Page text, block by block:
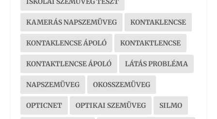
KAMERÁS NAPSZEMÜVEG KONTAKLENCSE
KONTAKLENCSE ÁPOLÓ KONTAKTLENCSE
KONTAKTLENCSE ÁPOLÓ LÁTÁS PROBLÉMA
NAPSZEMÜVEG OKOSSZEMÜVEG
OPTICNET OPTIKAI SZEMÜVEG SILMO